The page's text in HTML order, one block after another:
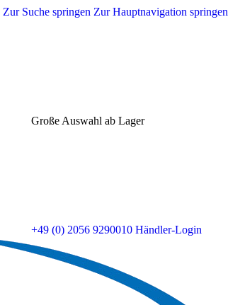
Zur Suche springen Zur Hauptnavigation springen
Große Auswahl ab Lager
+49 (0) 2056 9290010 Händler-Login